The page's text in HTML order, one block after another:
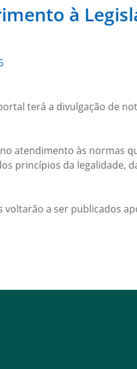
à
terá a divulgação de
atendimento às normas
princípios da legalidade,
a ser publicados